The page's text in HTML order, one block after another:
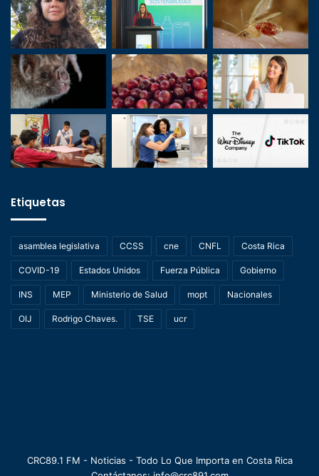
Etiquetas
asamblea legislativa CCSS cne CNFL Costa Rica
COVID-19 Estados Unidos Fuerza Pública Gobierno
INS MEP Ministerio de Salud mopt Nacionales
OIJ Rodrigo Chaves. TSE ucr
CRC89.1 FM - Noticias - Todo Lo Que Importa en Costa Rica